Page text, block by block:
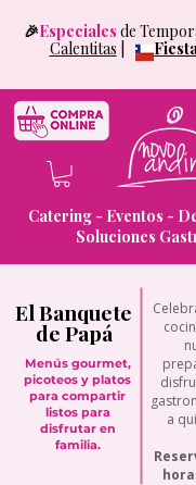
Catering - Eventos -
Soluciones
🎉Especiales de
Calentitas
a
El Banquete
de Papá
Menús gourmet,
picoteos y platos
para compartir
listos para
disfrutar en
familia.